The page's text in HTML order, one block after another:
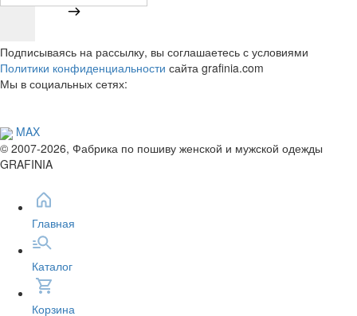
Подписываясь на рассылку, вы соглашаетесь с условиями
Политики конфиденциальности сайта grafinia.com
Мы в социальных сетях:
MAX
© 2007-2026, Фабрика по пошиву женской и мужской одежды
GRAFINIA
Главная
Каталог
Корзина